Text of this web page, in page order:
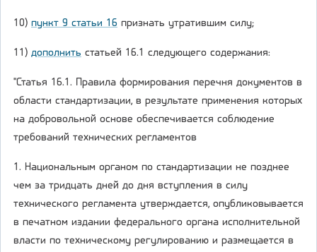
10) пункт 9 статьи 16 признать утратившим силу;
11) дополнить статьей 16.1 следующего содержания:
"Статья 16.1. Правила формирования перечня документов в
области стандартизации, в результате применения которых
на добровольной основе обеспечивается соблюдение
требований технических регламентов
1. Национальным органом по стандартизации не позднее
чем за тридцать дней до дня вступления в силу
технического регламента утверждается, опубликовывается
в печатном издании федерального органа исполнительной
власти по техническому регулированию и размещается в